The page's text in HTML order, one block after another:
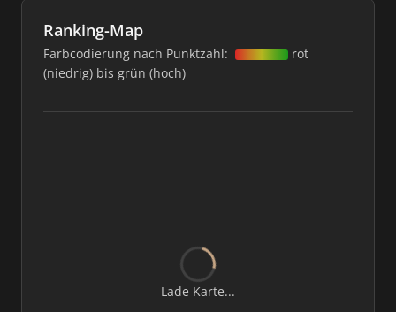
Ranking-Map
Farbcodierung nach Punktzahl:
rot
(niedrig) bis grün (hoch)
Lade Karte...